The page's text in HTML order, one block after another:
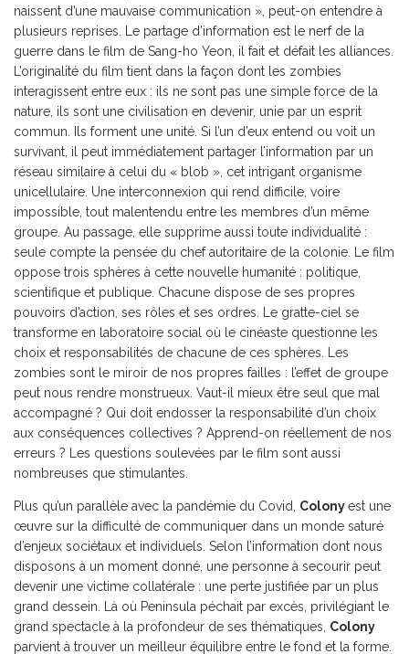
naissent d’une mauvaise communication », peut-on entendre à
plusieurs reprises. Le partage d’information est le nerf de la
guerre dans le film de Sang-ho Yeon, il fait et défait les alliances.
L’originalité du film tient dans la façon dont les zombies
interagissent entre eux : ils ne sont pas une simple force de la
nature, ils sont une civilisation en devenir, unie par un esprit
commun. Ils forment une unité. Si l’un d’eux entend ou voit un
survivant, il peut immédiatement partager l’information par un
réseau similaire à celui du « blob », cet intrigant organisme
unicellulaire. Une interconnexion qui rend difficile, voire
impossible, tout malentendu entre les membres d’un même
groupe. Au passage, elle supprime aussi toute individualité :
seule compte la pensée du chef autoritaire de la colonie. Le film
oppose trois sphères à cette nouvelle humanité : politique,
scientifique et publique. Chacune dispose de ses propres
pouvoirs d’action, ses rôles et ses ordres. Le gratte-ciel se
transforme en laboratoire social où le cinéaste questionne les
choix et responsabilités de chacune de ces sphères. Les
zombies sont le miroir de nos propres failles : l’effet de groupe
peut nous rendre monstrueux. Vaut-il mieux être seul que mal
accompagné ? Qui doit endosser la responsabilité d’un choix
aux conséquences collectives ? Apprend-on réellement de nos
erreurs ? Les questions soulevées par le film sont aussi
nombreuses que stimulantes.
Plus qu’un parallèle avec la pandémie du Covid, Colonyest une
œuvre sur la difficulté de communiquer dans un monde saturé
d’enjeux sociétaux et individuels. Selon l’information dont nous
disposons à un moment donné, une personne à secourir peut
devenir une victime collatérale : une perte justifiée par un plus
grand dessein. Là où Peninsula péchait par excès, privilégiant le
grand spectacle à la profondeur de ses thématiques, Colony
parvient à trouver un meilleur équilibre entre le fond et la forme.